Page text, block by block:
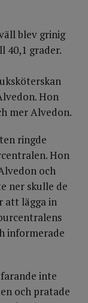
blev grinig
40,1 grader.
Hon
mer Alvedon.
ringde
Hon
och
ner skulle de
att lägga in
informerade
inte
och pratade